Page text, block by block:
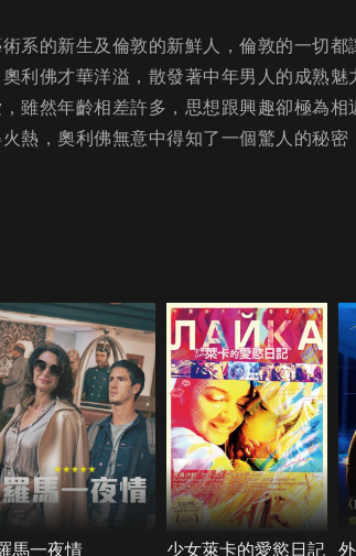
系的新生及倫敦的新鮮人，倫敦的一切
利佛才華洋溢，散發著中年男人的成熟
雖然年齡相差許多，思想跟興趣卻極為
熱，奧利佛無意中得知了一個驚人的秘密
馬一夜情 少女萊卡的愛慾日記